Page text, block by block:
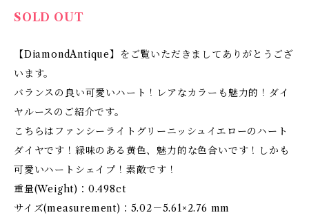
SOLD OUT
【DiamondAntique】をご覧いただきましてありがとうござ
います。
バランスの良い可愛いハート！レアなカラーも魅力的！ダイ
ヤルースのご紹介です。
こちらはファンシーライトグリーニッシュイエローのハート
ダイヤです！緑味のある黄色、魅力的な色合いです！しかも
可愛いハートシェイプ！素敵です！
重量(Weight)：0.498ct
サイズ(measurement)：5.02－5.61×2.76 mm